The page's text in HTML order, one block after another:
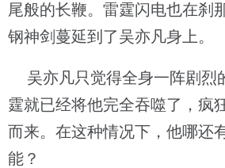
尾般的长鞭。雷霆闪电也在刹
钢神剑蔓延到了吴亦凡身上。
吴亦凡只觉得全身一阵剧烈
霆就已经将他完全吞噬了，疯
而来。在这种情况下，他哪还
能？